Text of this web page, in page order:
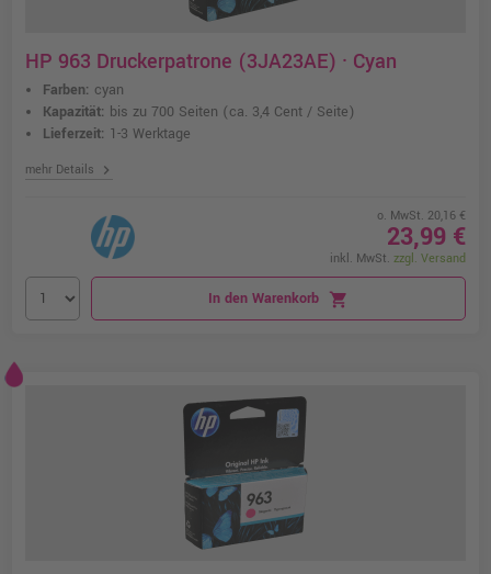
HP 963 Druckerpatrone (3JA23AE) · Cyan
Farben: cyan
Kapazität: bis zu 700 Seiten (ca. 3,4 Cent / Seite)
Lieferzeit: 1-3 Werktage
mehr Details chevron_right
o. MwSt. 20,16 €
23,99 €
inkl. MwSt. zzgl. Versand
In den Warenkorb shopping_cart